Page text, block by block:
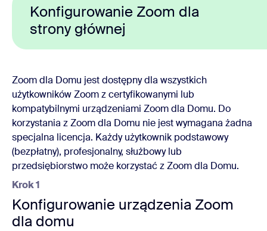
Konfigurowanie Zoom dla
strony głównej
Zoom dla Domu jest dostępny dla wszystkich
użytkowników Zoom z certyfikowanymi lub
kompatybilnymi urządzeniami Zoom dla Domu. Do
korzystania z Zoom dla Domu nie jest wymagana żadna
specjalna licencja. Każdy użytkownik podstawowy
(bezpłatny), profesjonalny, służbowy lub
przedsiębiorstwo może korzystać z Zoom dla Domu.
Krok 1
Konfigurowanie urządzenia Zoom
dla domu